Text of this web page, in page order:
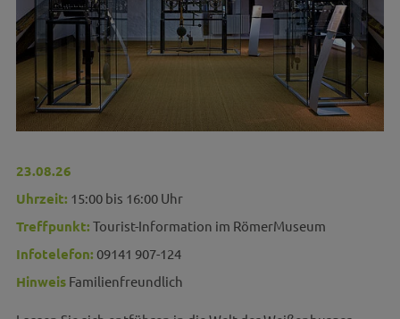
23.08.26
Uhrzeit: 15:00 bis 16:00 Uhr
Treffpunkt: Tourist-Information im RömerMuseum
Infotelefon: 09141 907-124
HinweisFamilienfreundlich